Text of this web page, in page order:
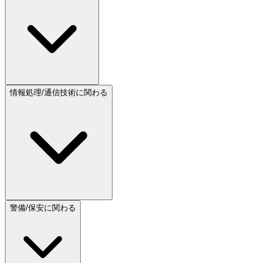
情報処理/通信技術に関わる
警備/保安に関わる